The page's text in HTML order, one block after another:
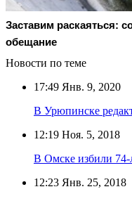
Заставим раскаяться:
обещание
Новости по теме
17:49 Янв. 9, 2020
В Урюпинске
12:19 Ноя. 5, 2018
В Омске избили 74-
12:23 Янв. 25, 2018